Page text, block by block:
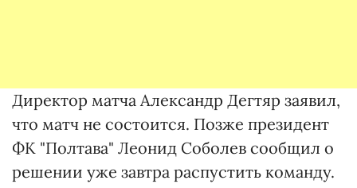
Директор матча Александр Дегтяр заявил,
что матч не состоится. Позже президент
ФК "Полтава" Леонид Соболев сообщил о
решении уже завтра распустить команду.